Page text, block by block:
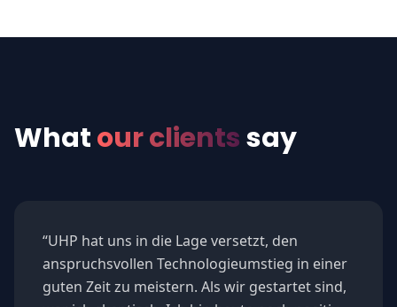
Whatour clientssay
“UHP hat uns in die Lage versetzt, den
anspruchsvollen Technologieumstieg in einer
guten Zeit zu meistern. Als wir gestartet sind,